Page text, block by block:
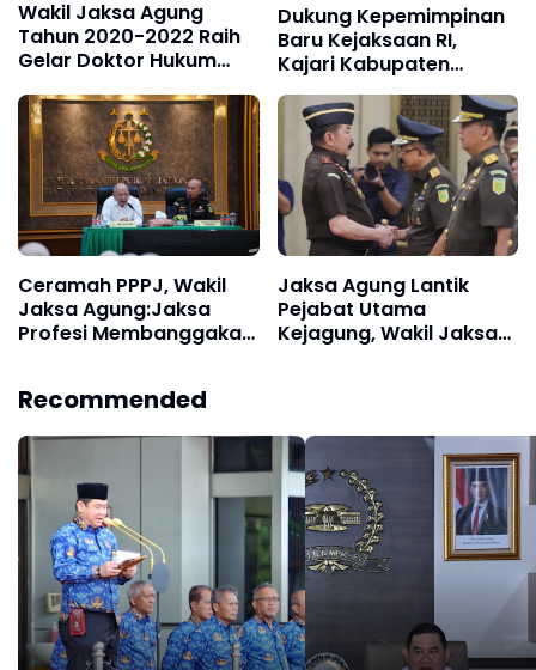
Wakil Jaksa Agung
Tahun 2020-2022 Raih
Gelar Doktor Hukum
Cumlaude
Dukung Kepemimpinan
Baru Kejaksaan RI,
Kajari Kabupaten
Sukabumi Kirim
Karangan Bunga
Ucapan Selamat Wakil
Jaksa Agung Hingga
Kabadiklat
Ceramah PPPJ, Wakil
Jaksa Agung:Jaksa
Profesi Membanggakan
Jaksa Agung Lantik
Pejabat Utama
Kejagung, Wakil Jaksa
Institusi
Recommended